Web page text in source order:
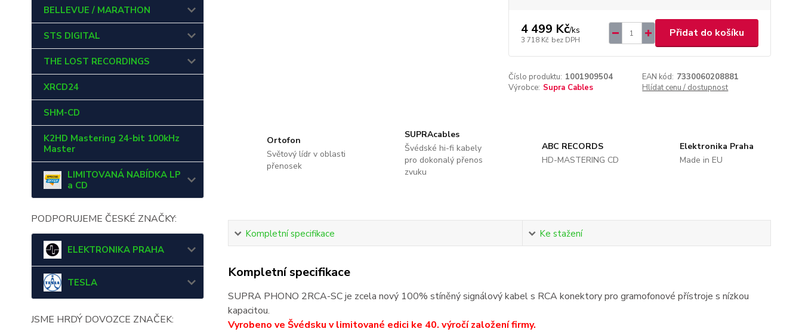
BELLEVUE / MARATHON
STS DIGITAL
THE LOST RECORDINGS
XRCD24
SHM-CD
K2HD Mastering 24-bit 100kHz
Master
LIMITOVANÁ NABÍDKA LP
a CD
PODPORUJEME ČESKÉ ZNAČKY:
ELEKTRONIKA PRAHA
TESLA
JSME HRDÝ DOVOZCE ZNAČEK:
4 499 Kč/ks
3 718 Kč bez DPH
Přidat do košíku
Číslo produktu: 1001909504 EAN kód: 7330060208881
Výrobce: Supra Cables Hlídat cenu / dostupnost
Ortofon
Světový lídr v oblasti
přenosek
SUPRAcables
Švédské hi-fi kabely
pro dokonalý přenos
zvuku
ABC RECORDS
HD-MASTERING CD
Elektronika Praha
Made in EU
Kompletní specifikace Ke stažení
Kompletní specifikace
SUPRA PHONO 2RCA-SC je zcela nový 100% stíněný signálový kabel s RCA konektory pro gramofonové přístroje s nízkou
kapacitou.
Vyrobeno ve Švédsku v limitované edici ke 40. výročí založení firmy.